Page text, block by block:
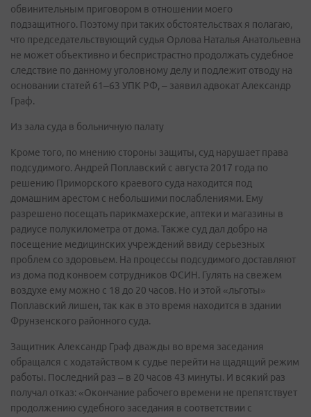
обвинительным приговором в отношении моего
подзащитного. Поэтому при таких обстоятельствах я полагаю,
что председательствующий судья Орлова Наталья Анатольевна
не может объективно и беспристрастно продолжать судебное
следствие по данному уголовному делу и подлежит отводу на
основании статей 61–63 УПК РФ, – заявил адвокат Александр
Граф.
Из зала суда в больничную палату
Кроме того, по мнению стороны защиты, суд нарушает права
подсудимого. Андрей Поплавский с августа 2017 года по
решению Приморского краевого суда находится под
домашним арестом с небольшими послаблениями. Ему
разрешено посещать парикмахерские, аптеки и магазины в
радиусе полукилометра от дома. Также суд дал добро на
посещение медицинских учреждений ввиду серьезных
проблем со здоровьем. На процессы подсудимого доставляют
из дома под конвоем сотрудников ФСИН. Гулять на свежем
воздухе ему можно с 18 до 20 часов. Но и этой «льготы»
Поплавский лишен, так как в это время находится в здании
Фрунзенского районного суда.
Защитник Александр Граф дважды во время заседания
обращался с ходатайством к судье перейти на щадящий режим
работы. Последний раз – в 20 часов 43 минуты. И всякий раз
получал отказ: «Окончание рабочего времени не препятствует
продолжению судебного заседания в соответствии с